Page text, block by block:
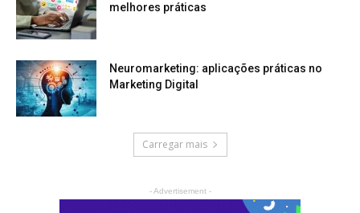
melhores práticas
Neuromarketing: aplicações práticas no
Marketing Digital
Carregar mais
- Advertisement -